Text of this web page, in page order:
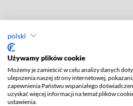
polski
Używamy plików cookie
Możemy je zamieścić w celu analizy danych
ulepszenia naszej strony internetowej,
zapewnienia Państwu wspaniałego
uzyskać więcej informacji na temat plików
ustawienia.